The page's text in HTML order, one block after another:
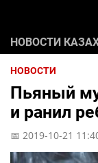
НОВОСТИ
НОВОСТИ
Пьяный
и ранил
📅 2019-10-21